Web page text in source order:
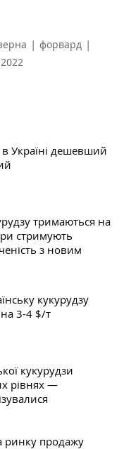
| форвард |
Україні дешевший
тримаються на
стримують
з новим
кукурудзу
3-4 $/т
кукурудзи
рівнях —
ринку продажу